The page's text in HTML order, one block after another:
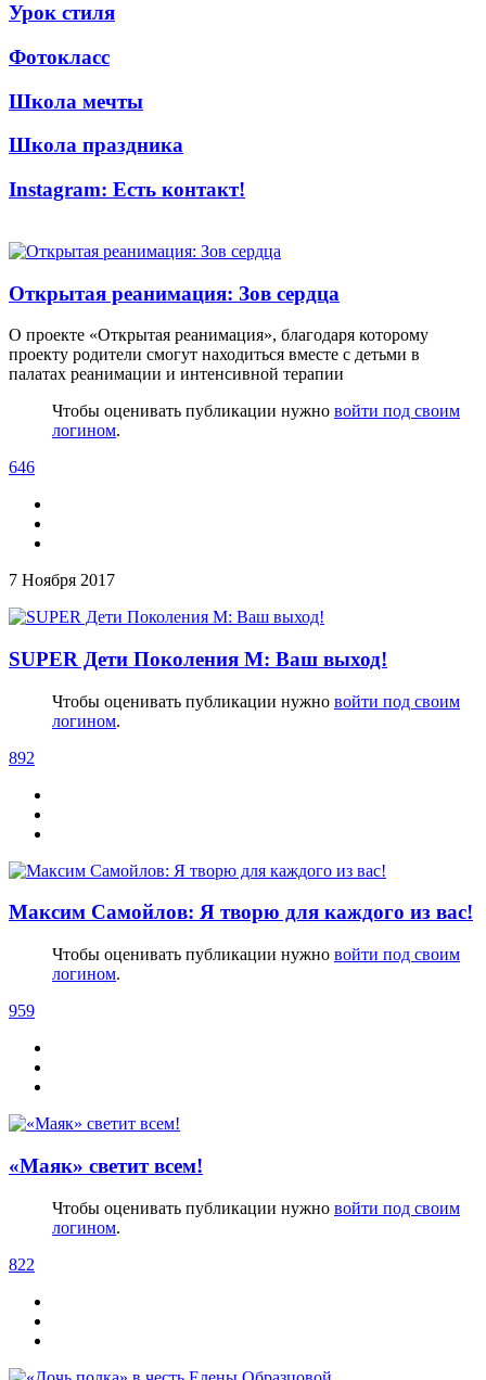
Урок стиля
Фотокласс
Школа мечты
Школа праздника
Instagram: Есть контакт!
Открытая реанимация: Зов сердца
О проекте «Открытая реанимация», благодаря которому
проекту родители смогут находиться вместе с детьми в
палатах реанимации и интенсивной терапии
Чтобы оценивать публикации нужно войти под своим
логином.
646
7 Ноября 2017
SUPER Дети Поколения М: Ваш выход!
Чтобы оценивать публикации нужно войти под своим
логином.
892
Максим Самойлов: Я творю для каждого из вас!
Чтобы оценивать публикации нужно войти под своим
логином.
959
«Маяк» светит всем!
Чтобы оценивать публикации нужно войти под своим
логином.
822